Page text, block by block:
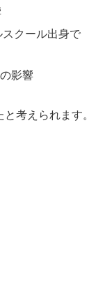
クール出身で
影響
考えられます。